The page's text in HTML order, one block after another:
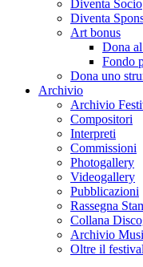
Diventa Socio
Diventa
Art bonus
Dona
Fondo
Dona uno
Archivio
Archivio
Compositori
Interpreti
Commissioni
Photogallery
Videogallery
Pubblicazioni
Rassegna
Collana
Archivio
Oltre il festival